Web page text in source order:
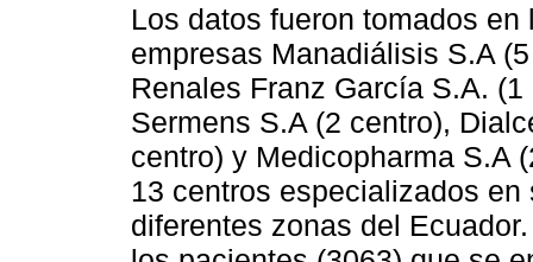
Los datos fueron tomados
empresas Manadiálisis S.A
Renales Franz García S.A.
Sermens S.A (2 centro),
centro) y Medicopharma S.A
13 centros especializados
diferentes zonas del